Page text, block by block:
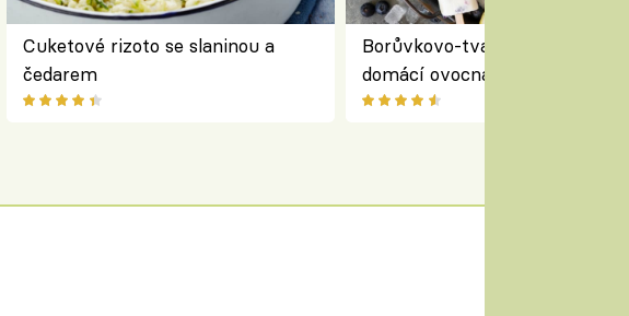
Cuketové rizoto se slaninou a
čedarem
Borůvkovo-tvarohové nanuky
domácí ovocná zmrzlina na